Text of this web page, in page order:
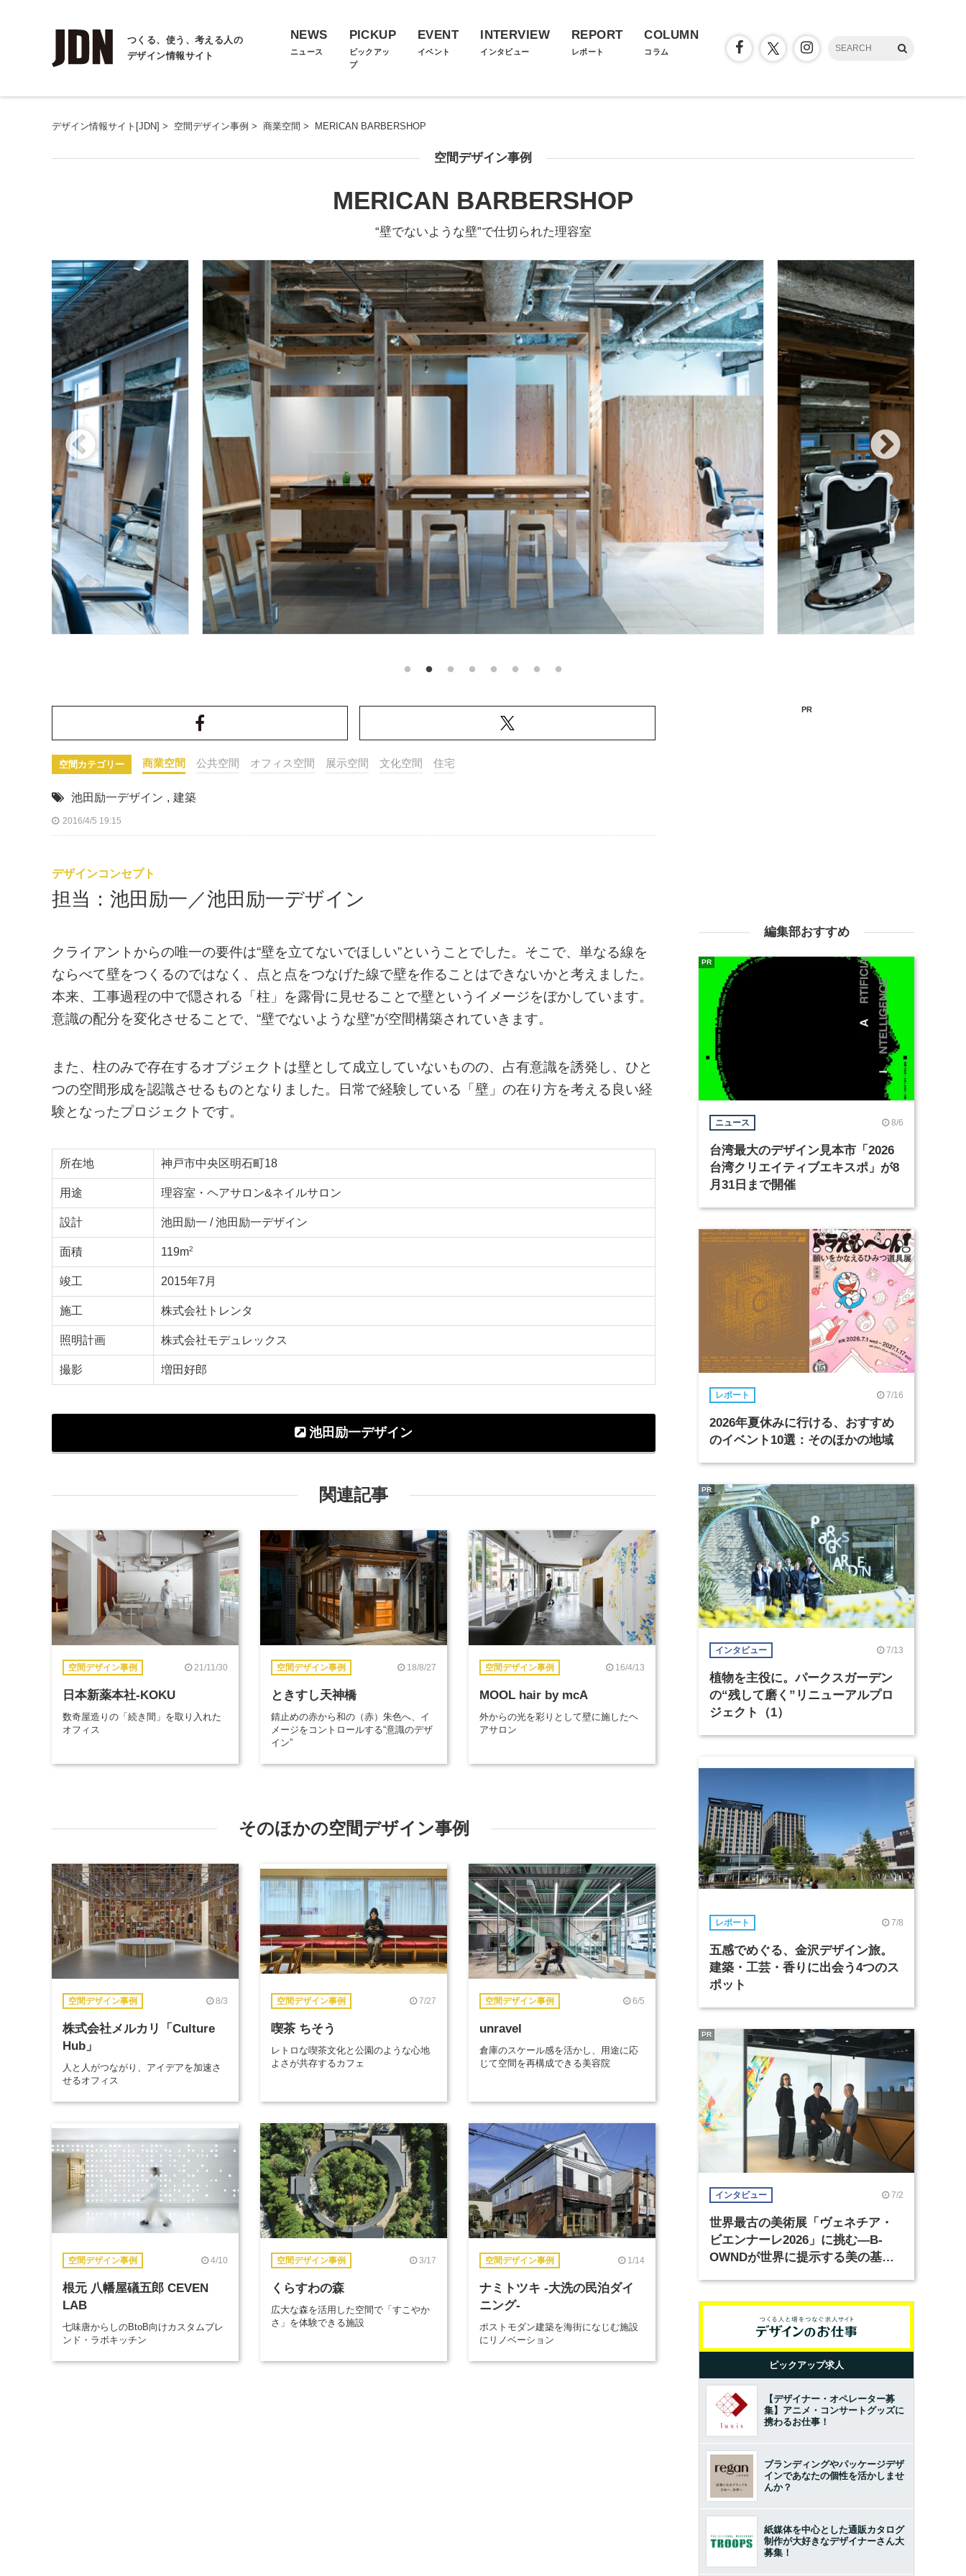
つくる、使う、考える人の
デザイン情報サイト
NEWS
ニュース
PICKUP
ピックアッ
プ
EVENT
イベント
INTERVIEW
インタビュー
REPORT
レポート
COLUMN
コラム
デザイン情報サイト[JDN] > 空間デザイン事例 > 商業空間 > MERICAN BARBERSHOP
空間デザイン事例
MERICAN BARBERSHOP
“壁でないような壁”で仕切られた理容室
空間カテゴリー 商業空間 公共空間 オフィス空間 展示空間 文化空間 住宅
池田励一デザイン , 建築
2016/4/5 19:15
デザインコンセプト
担当：池田励一／池田励一デザイン
クライアントからの唯一の要件は“壁を立てないでほしい”ということでした。そこで、単なる線を
ならべて壁をつくるのではなく、点と点をつなげた線で壁を作ることはできないかと考えました。
本来、工事過程の中で隠される「柱」を露骨に見せることで壁というイメージをぼかしています。
意識の配分を変化させることで、“壁でないような壁”が空間構築されていきます。
また、柱のみで存在するオブジェクトは壁として成立していないものの、占有意識を誘発し、ひと
つの空間形成を認識させるものとなりました。日常で経験している「壁」の在り方を考える良い経
験となったプロジェクトです。
所在地 神戸市中央区明石町18
用途 理容室・ヘアサロン&ネイルサロン
設計 池田励一 / 池田励一デザイン
面積 119m2
竣工 2015年7月
施工 株式会社トレンタ
照明計画 株式会社モデュレックス
撮影 増田好郎
池田励一デザイン
関連記事
空間デザイン事例 21/11/30
日本新薬本社-KOKU
数奇屋造りの「続き間」を取り入れた
オフィス
空間デザイン事例 18/8/27
ときすし天神橋
錆止めの赤から和の（赤）朱色へ、イ
メージをコントロールする“意識のデザ
イン”
空間デザイン事例 16/4/13
MOOL hair by mcA
外からの光を彩りとして壁に施したヘ
アサロン
そのほかの空間デザイン事例
空間デザイン事例 8/3
株式会社メルカリ「Culture
Hub」
人と人がつながり、アイデアを加速さ
せるオフィス
空間デザイン事例 7/27
喫茶 ちそう
レトロな喫茶文化と公園のような心地
よさが共存するカフェ
空間デザイン事例 6/5
unravel
倉庫のスケール感を活かし、用途に応
じて空間を再構成できる美容院
空間デザイン事例 4/10
根元 八幡屋礒五郎 CEVEN
LAB
七味唐からしのBtoB向けカスタムブレ
ンド・ラボキッチン
空間デザイン事例 3/17
くらすわの森
広大な森を活用した空間で「すこやか
さ」を体験できる施設
空間デザイン事例 1/14
ナミトツキ -大洗の民泊ダイ
ニング-
ポストモダン建築を海街になじむ施設
にリノベーション
PR
編集部おすすめ
ニュース 8/6
台湾最大のデザイン見本市「2026
台湾クリエイティブエキスポ」が8
月31日まで開催
PR
レポート 7/16
2026年夏休みに行ける、おすすめ
のイベント10選：そのほかの地域
インタビュー 7/13
植物を主役に。パークスガーデン
の“残して磨く”リニューアルプロ
ジェクト（1）
PR
レポート 7/8
五感でめぐる、金沢デザイン旅。
建築・工芸・香りに出会う4つのス
ポット
インタビュー 7/2
世界最古の美術展「ヴェネチア・
ビエンナーレ2026」に挑む―B-
OWNDが世界に提示する美の基準
PR
ピックアップ求人
【デザイナー・オペレーター募
集】アニメ・コンサートグッズに
携わるお仕事！
ブランディングやパッケージデザ
インであなたの個性を活かしませ
んか？
紙媒体を中心とした通販カタログ
制作が大好きなデザイナーさん大
募集！